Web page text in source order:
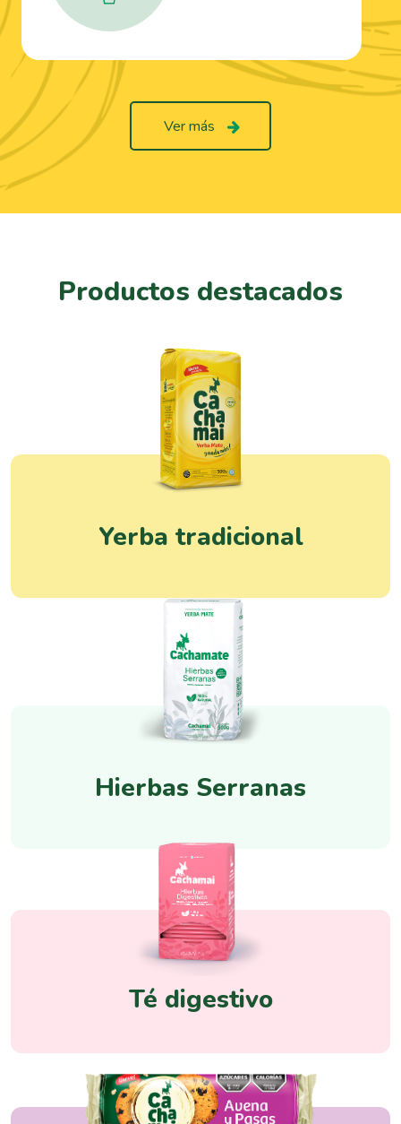
Ver más
Productos destacados
Yerba tradicional
Hierbas Serranas
Té digestivo